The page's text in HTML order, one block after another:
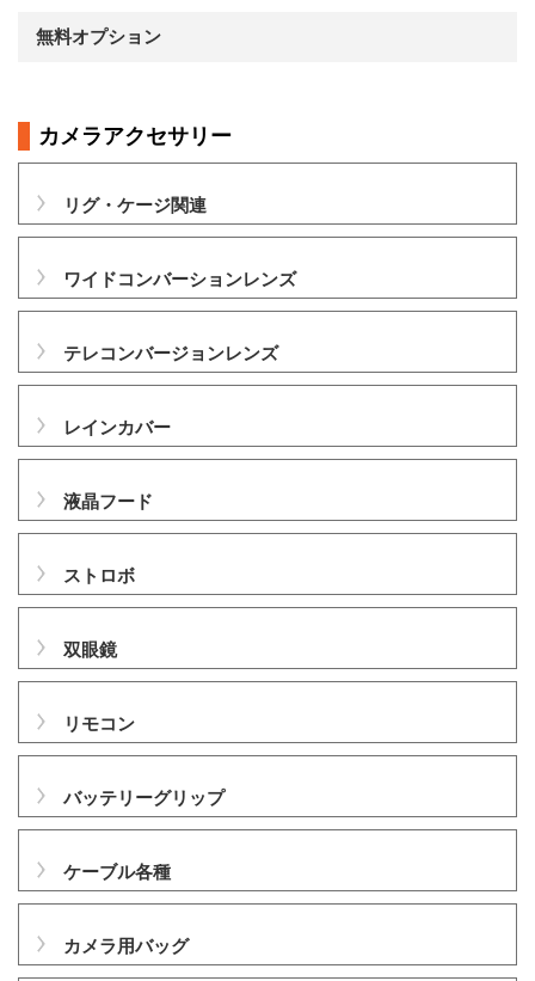
無料オプション
カメラアクセサリー
リグ・ケージ関連
ワイドコンバーションレンズ
テレコンバージョンレンズ
レインカバー
液晶フード
ストロボ
双眼鏡
リモコン
バッテリーグリップ
ケーブル各種
カメラ用バッグ